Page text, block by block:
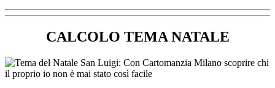
CALCOLO TEMA NATALE